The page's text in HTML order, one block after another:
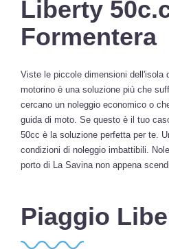
Liberty
Formentera
Viste le piccole dimensioni dell'isola
motorino è una soluzione più che
cercano un noleggio economico o
guida di moto. Se questo è il tuo
50cc è la soluzione perfetta per te.
condizioni di noleggio imbattibili.
porto di La Savina non appena
Piaggio